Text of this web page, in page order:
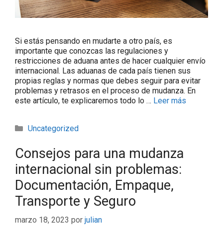
Si estás pensando en mudarte a otro país, es
importante que conozcas las regulaciones y
restricciones de aduana antes de hacer cualquier envío
internacional. Las aduanas de cada país tienen sus
propias reglas y normas que debes seguir para evitar
problemas y retrasos en el proceso de mudanza. En
este artículo, te explicaremos todo lo … Leer más
Uncategorized
Consejos para una mudanza
internacional sin problemas:
Documentación, Empaque,
Transporte y Seguro
marzo 18, 2023 por julian